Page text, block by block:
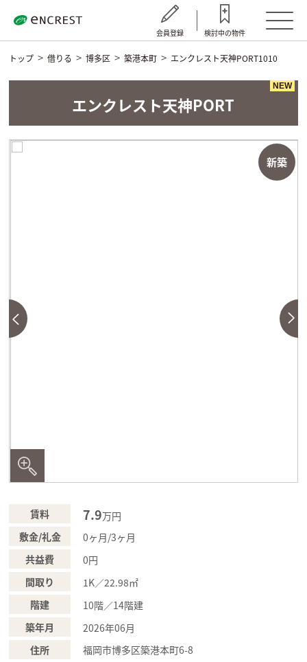
会員登録 検討中の物件
トップ 借りる 博多区 築港本町 エンクレスト天神PORT1010
NEW
エンクレスト天神PORT
新築
賃料 7.9万円
敷金/礼金
0ヶ月/3ヶ月
共益費
0円
間取り
1K／22.98㎡
階建
10階／14階建
築年月
2026年06月
住所
福岡市博多区築港本町6-8